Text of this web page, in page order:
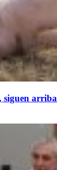
siguen